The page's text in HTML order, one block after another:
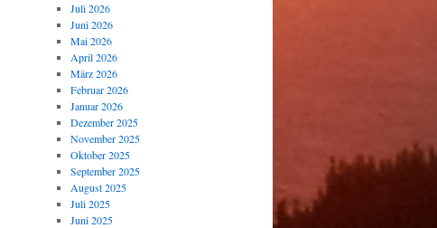
Juli 2026
Juni 2026
Mai 2026
April 2026
März 2026
Februar 2026
Januar 2026
Dezember 2025
November 2025
Oktober 2025
September 2025
August 2025
Juli 2025
Juni 2025